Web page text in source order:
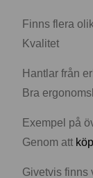
Finns flera
Kvalitet
Hantlar från
Bra
Exempel på
Genom att
Givetvis finns